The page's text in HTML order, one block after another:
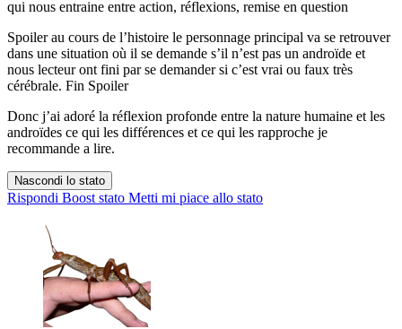
qui nous entraine entre action, réflexions, remise en question
Spoiler au cours de l’histoire le personnage principal va se retrouver
dans une situation où il se demande s’il n’est pas un androïde et
nous lecteur ont fini par se demander si c’est vrai ou faux très
cérébrale. Fin Spoiler
Donc j’ai adoré la réflexion profonde entre la nature humaine et les
androïdes ce qui les différences et ce qui les rapproche je
recommande a lire.
Nascondi lo stato
Rispondi Boost stato Metti mi piace allo stato